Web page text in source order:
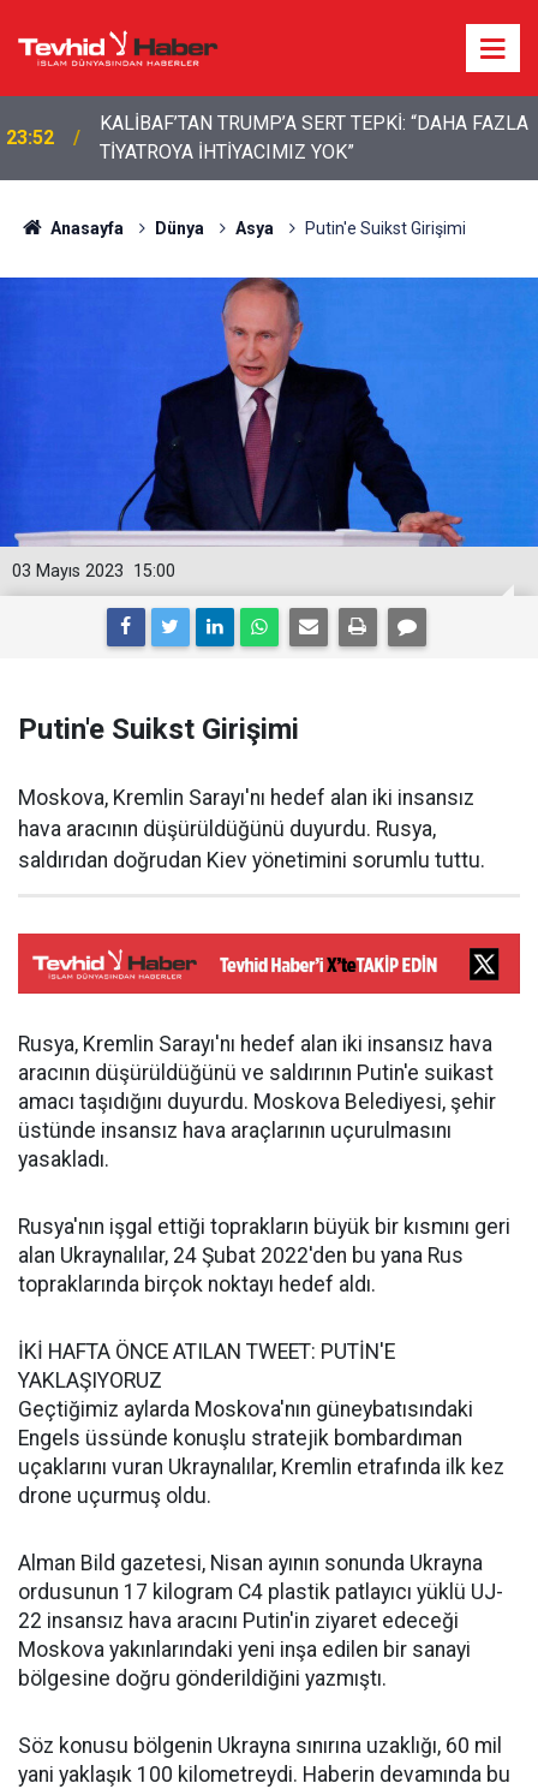
KALİBAF’TAN TRUMP’A SERT TEPKİ: “DAHA FAZLA
TİYATROYA İHTİYACIMIZ YOK”
20:50
YEMEN’DEN SUUDİ DESTEKLİ KAMPLARA DEV
OPERASYON: BALİSTİK FÜZE VE İHA’LARLA
VURULDULAR
Anasayfa Dünya Asya Putin'e Suikst Girişimi
15:00
03 Mayıs 2023
Putin'e Suikst Girişimi
Moskova, Kremlin Sarayı'nı hedef alan iki insansız
hava aracının düşürüldüğünü duyurdu. Rusya,
saldırıdan doğrudan Kiev yönetimini sorumlu tuttu.
Rusya, Kremlin Sarayı'nı hedef alan iki insansız hava
aracının düşürüldüğünü ve saldırının Putin'e suikast
amacı taşıdığını duyurdu. Moskova Belediyesi, şehir
üstünde insansız hava araçlarının uçurulmasını
yasakladı.
Rusya'nın işgal ettiği toprakların büyük bir kısmını geri
alan Ukraynalılar, 24 Şubat 2022'den bu yana Rus
topraklarında birçok noktayı hedef aldı.
İKİ HAFTA ÖNCE ATILAN TWEET: PUTİN'E
YAKLAŞIYORUZ
Geçtiğimiz aylarda Moskova'nın güneybatısındaki
Engels üssünde konuşlu stratejik bombardıman
uçaklarını vuran Ukraynalılar, Kremlin etrafında ilk kez
drone uçurmuş oldu.
Alman Bild gazetesi, Nisan ayının sonunda Ukrayna
ordusunun 17 kilogram C4 plastik patlayıcı yüklü UJ-
22 insansız hava aracını Putin'in ziyaret edeceği
Moskova yakınlarındaki yeni inşa edilen bir sanayi
bölgesine doğru gönderildiğini yazmıştı.
Söz konusu bölgenin Ukrayna sınırına uzaklığı, 60 mil
yani yaklaşık 100 kilometreydi. Haberin devamında bu